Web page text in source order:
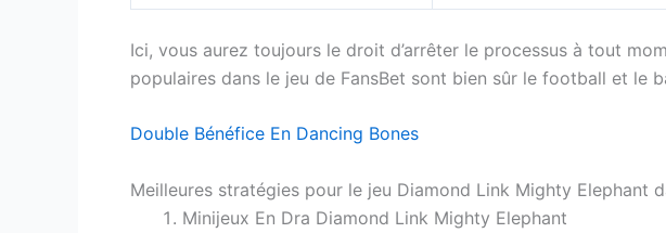
Ici, vous aurez toujours le droit d’arrêter le processus à tout
populaires dans le jeu de FansBet sont bien sûr le football et le
Double Bénéfice En Dancing Bones
Meilleures stratégies pour le jeu Diamond Link Mighty Elephant
Minijeux En Dra Diamond Link Mighty Elephant